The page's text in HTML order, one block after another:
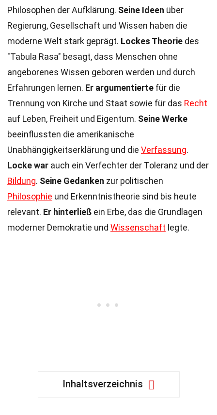
Philosophen der Aufklärung. Seine Ideen über
Regierung, Gesellschaft und Wissen haben die
moderne Welt stark geprägt. Lockes Theorie des
"Tabula Rasa" besagt, dass Menschen ohne
angeborenes Wissen geboren werden und durch
Erfahrungen lernen. Er argumentierte für die
Trennung von Kirche und Staat sowie für das Recht
auf Leben, Freiheit und Eigentum. Seine Werke
beeinflussten die amerikanische
Unabhängigkeitserklärung und die Verfassung.
Locke war auch ein Verfechter der Toleranz und der
Bildung. Seine Gedanken zur politischen
Philosophie und Erkenntnistheorie sind bis heute
relevant. Er hinterließ ein Erbe, das die Grundlagen
moderner Demokratie und Wissenschaft legte.
Inhaltsverzeichnis